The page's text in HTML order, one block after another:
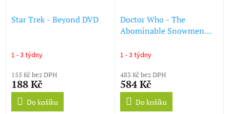
Star Trek - Beyond DVD
1 - 3 týdny
155 Kč bez DPH
188 Kč
Do košíku
Doctor Who - The
Abominable Snowmen
1 - 3 týdny
483 Kč bez DPH
584 Kč
Do košíku